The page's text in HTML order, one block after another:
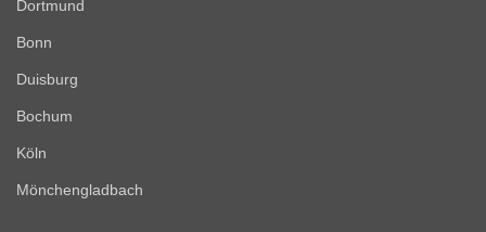
Dortmund
Bonn
Duisburg
Bochum
Köln
Mönchengladbach